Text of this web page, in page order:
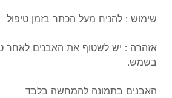
שימוש : להניח מעל הכתר בזמן טיפול
אזהרה : יש לשטוף את האבנים לאחר
בשמש.
האבנים בתמונה להמחשה בלבד